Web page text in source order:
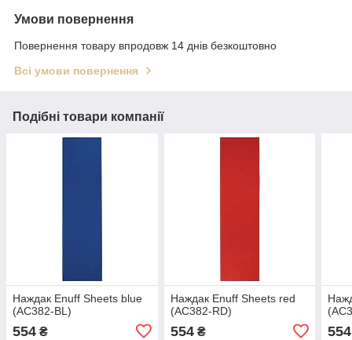
Умови повернення
Повернення товару впродовж 14 днів безкоштовно
Всі умови повернення
Подібні товари компанії
Наждак Enuff Sheets blue
(AC382-BL)
554 ₴
Наждак Enuff Sheets red
(AC382-RD)
554₴ 554